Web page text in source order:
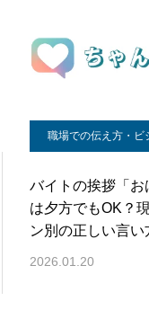
職場での伝え方・ビ
バイトの挨拶「お
は夕方でもOK？
ン別の正しい言い
2026.01.20